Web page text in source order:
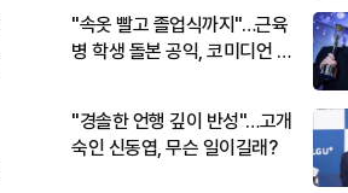
"속옷 빨고 졸업식까지"…근육
병 학생 돌본 공익, 코미디언 김
"경솔한 언행 깊이 반성"…고개
숙인 신동엽, 무슨 일이길래?